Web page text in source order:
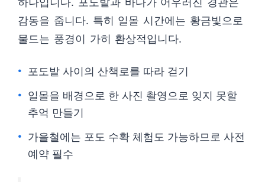
감동을 줍니다. 특히 일몰 시간에는 황금빛으로
물드는 풍경이 가히 환상적입니다.
포도밭 사이의 산책로를 따라 걷기
일몰을 배경으로 한 사진 촬영으로 잊지 못할
추억 만들기
가을철에는 포도 수확 체험도 가능하므로 사전
예약 필수